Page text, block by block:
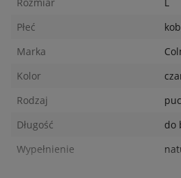
Szerokość pod pachami - 46
Długość rękawa od pachy - 47
Płeć
Marka
Kolor
Rodzaj
Długość
do
Wypełnienie